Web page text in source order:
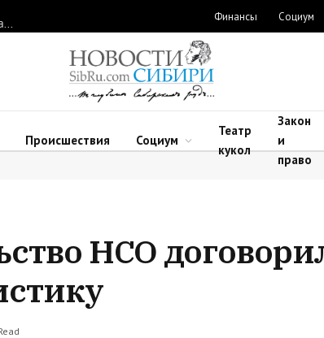
Новосибирские нейрохирурги восстановили функции рук двум бойцам после минно-взрывных травм
Финансы Социум
Происшествия Социум
Театр
кукол
Закон
и
право
НСО